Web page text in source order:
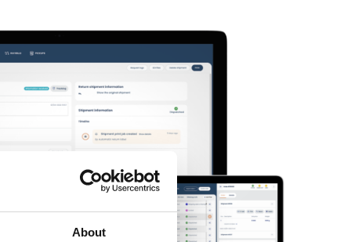
About